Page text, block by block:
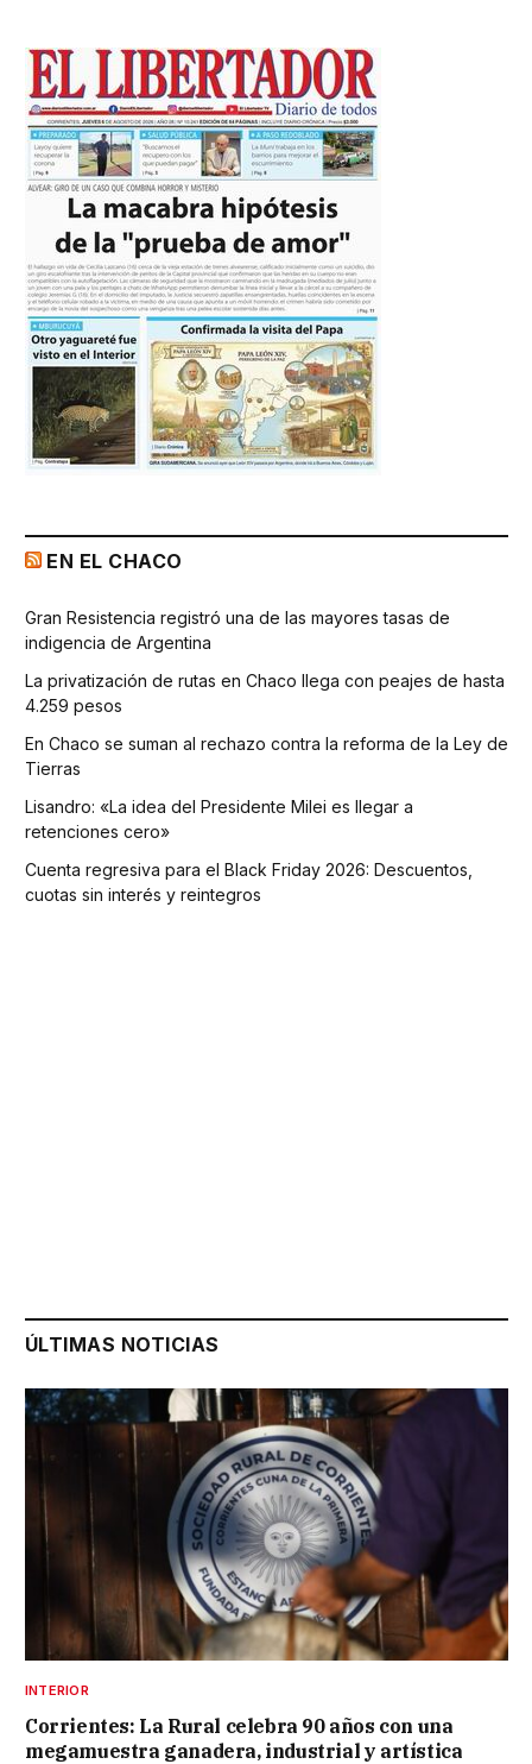
EN EL CHACO
Gran Resistencia registró una de las mayores tasas de
indigencia de Argentina
La privatización de rutas en Chaco llega con peajes de hasta
4.259 pesos
En Chaco se suman al rechazo contra la reforma de la Ley de
Tierras
Lisandro: «La idea del Presidente Milei es llegar a
retenciones cero»
Cuenta regresiva para el Black Friday 2026: Descuentos,
cuotas sin interés y reintegros
ÚLTIMAS NOTICIAS
INTERIOR
Corrientes: La Rural celebra 90 años con una
megamuestra ganadera, industrial y artística